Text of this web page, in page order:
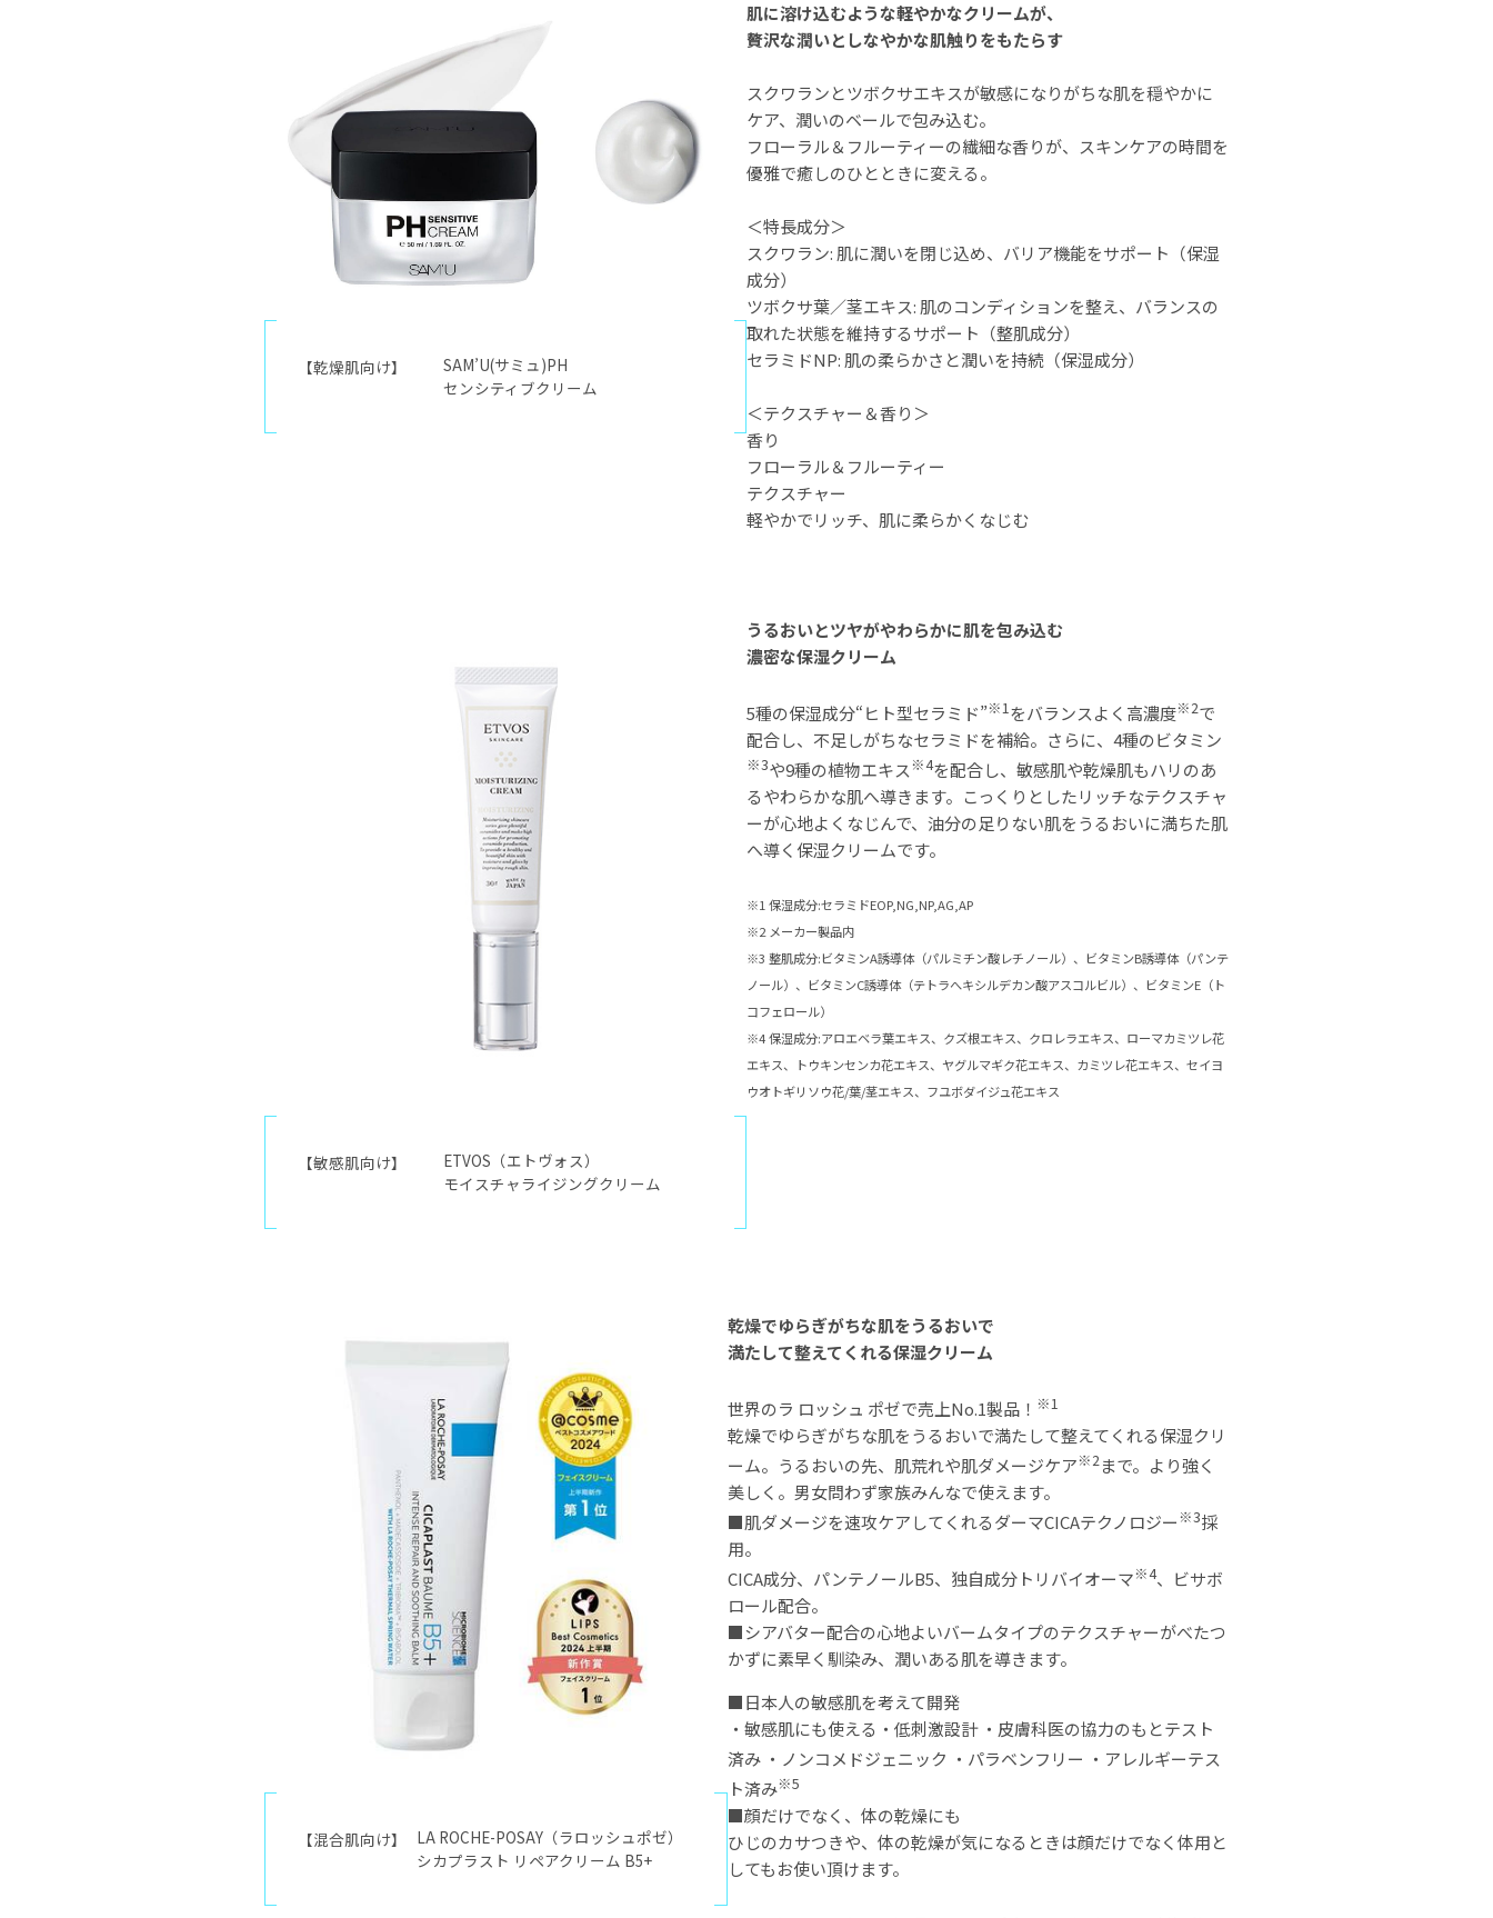
【乾燥肌向け】
SAM’U(サミュ)PH
センシティブクリーム
肌に溶け込むような軽やかなクリームが、
贅沢な潤いとしなやかな肌触りをもたらす
スクワランとツボクサエキスが敏感になりがちな肌を穏やかに
ケア、潤いのベールで包み込む。
フローラル＆フルーティーの繊細な香りが、スキンケアの時間を
優雅で癒しのひとときに変える。
＜特長成分＞
スクワラン: 肌に潤いを閉じ込め、バリア機能をサポート（保湿
成分）
ツボクサ葉／茎エキス: 肌のコンディションを整え、バランスの
取れた状態を維持するサポート（整肌成分）
セラミドNP: 肌の柔らかさと潤いを持続（保湿成分）
＜テクスチャー＆香り＞
香り
フローラル＆フルーティー
テクスチャー
軽やかでリッチ、肌に柔らかくなじむ
【敏感肌向け】
ETVOS（エトヴォス）
モイスチャライジングクリーム
うるおいとツヤがやわらかに肌を包み込む
濃密な保湿クリーム
5種の保湿成分“ヒト型セラミド”※1をバランスよく高濃度※2で
配合し、不足しがちなセラミドを補給。さらに、4種のビタミン
※3や9種の植物エキス※4を配合し、敏感肌や乾燥肌もハリのあ
るやわらかな肌へ導きます。こっくりとしたリッチなテクスチャ
ーが心地よくなじんで、油分の足りない肌をうるおいに満ちた肌
へ導く保湿クリームです。
※1 保湿成分:セラミドEOP,NG,NP,AG,AP
※2 メーカー製品内
※3 整肌成分:ビタミンA誘導体（パルミチン酸レチノール）、ビタミンB誘導体（パンテ
ノール）、ビタミンC誘導体（テトラへキシルデカン酸アスコルビル）、ビタミンE（ト
コフェロール）
※4 保湿成分:アロエベラ葉エキス、クズ根エキス、クロレラエキス、ローマカミツレ花
エキス、トウキンセンカ花エキス、ヤグルマギク花エキス、カミツレ花エキス、セイヨ
ウオトギリソウ花/葉/茎エキス、フユボダイジュ花エキス
【混合肌向け】
LA ROCHE-POSAY（ラロッシュポゼ）
シカプラスト リペアクリーム B5+
乾燥でゆらぎがちな肌をうるおいで
満たして整えてくれる保湿クリーム
世界のラ ロッシュ ポゼで売上No.1製品！ ※1
乾燥でゆらぎがちな肌をうるおいで満たして整えてくれる保湿クリ
ーム。うるおいの先、肌荒れや肌ダメージケア※2まで。より強く
美しく。男女問わず家族みんなで使えます。
■肌ダメージを速攻ケアしてくれるダーマCICAテクノロジー※3採
用。
CICA成分、パンテノールB5、独自成分トリバイオーマ※4、ビサボ
ロール配合。
■シアバター配合の心地よいバームタイプのテクスチャーがべたつ
かずに素早く馴染み、潤いある肌を導きます。
■日本人の敏感肌を考えて開発
・敏感肌にも使える・低刺激設計 ・皮膚科医の協力のもとテスト
済み ・ノンコメドジェニック ・パラベンフリー ・アレルギーテス
ト済み※5
■顔だけでなく、体の乾燥にも
ひじのカサつきや、体の乾燥が気になるときは顔だけでなく体用と
してもお使い頂けます。